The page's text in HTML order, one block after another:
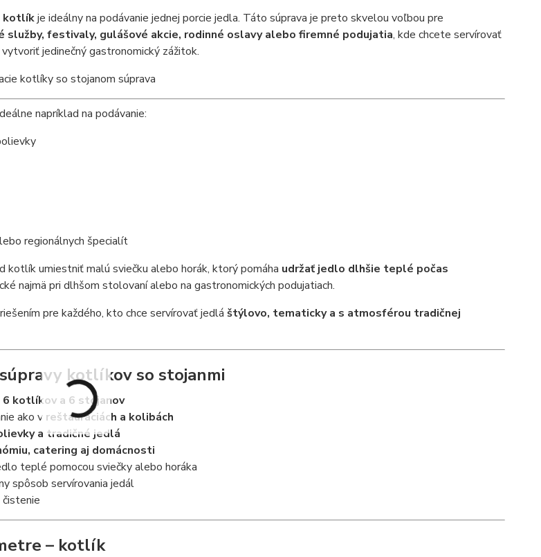
kotlíkje ideálny na podávanie jednej porcie jedla. Táto súprava je preto skvelou voľbou pre
služby, festivaly, gulášové akcie, rodinné oslavy alebo firemné podujatia, kde chcete servírovať
jedinečný gastronomický zážitok.
napríklad na podávanie:
regionálnych špecialít
kotlík umiestniť malú sviečku alebo horák, ktorý pomáha udržať jedlo dlhšie teplé počas
najmä pri dlhšom stolovaní alebo na gastronomických podujatiach.
pre každého, kto chce servírovať jedlá štýlovo, tematicky a s atmosférou tradičnej
kotlíkov so stojanmi
6 kotlíkov a 6 stojanov
ako v reštauráciách a kolibách
a tradičné jedlá
catering aj domácnosti
teplé pomocou sviečky alebo horáka
spôsob servírovania jedál
čistenie
– kotlík